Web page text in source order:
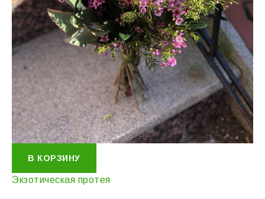
В КОРЗИНУ
Экзотическая протея